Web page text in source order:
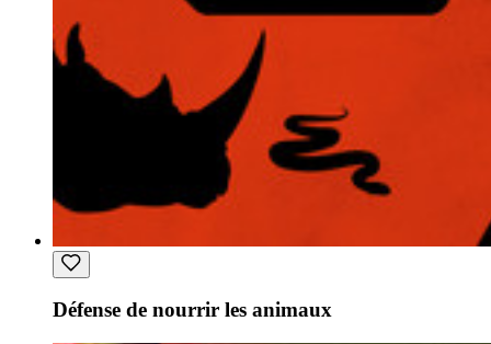
Défense de nourrir les animaux